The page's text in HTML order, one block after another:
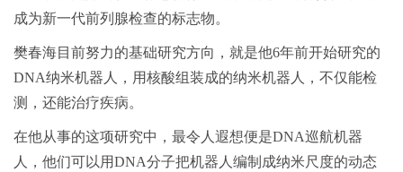
成为新一代前列腺检查的标志物。
樊春海目前努力的基础研究方向，就是他6年前开始研究的
DNA纳米机器人，用核酸组装成的纳米机器人，不仅能检
测，还能治疗疾病。
在他从事的这项研究中，最令人遐想便是DNA巡航机器
人，他们可以用DNA分子把机器人编制成纳米尺度的动态